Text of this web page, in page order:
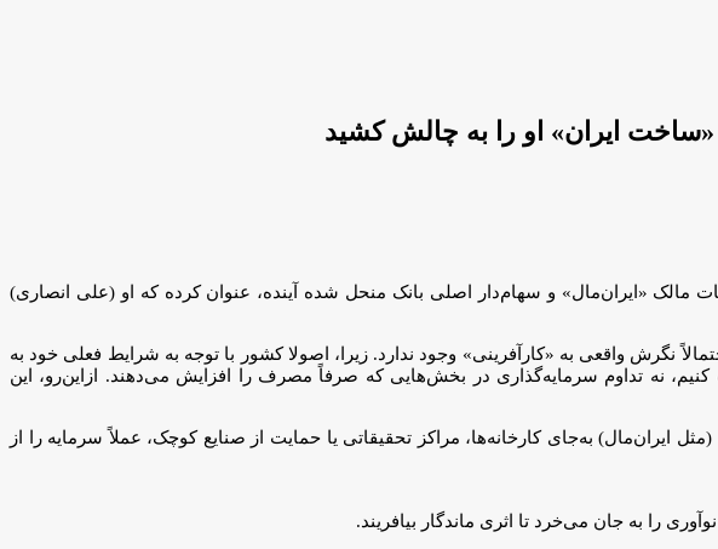
«ساخت ایران» او را به چالش کشید
مالک «ایران‌مال» و سهام‌دار اصلی بانک منحل شده آینده، عنوان کرده که او (علی انصاری)
نگرش واقعی به «کارآفرینی» وجود ندارد. زیرا، اصولا کشور با توجه به شرایط فعلی خود به
نه تداوم سرمایه‌گذاری در بخش‌هایی که صرفاً مصرف را افزایش می‌دهند. ازاین‌رو، این
به‌جای کارخانه‌ها، مراکز تحقیقاتی یا حمایت از صنایع کوچک، عملاً سرمایه را از
را به جان می‌خرد تا اثری ماندگار بیافریند.